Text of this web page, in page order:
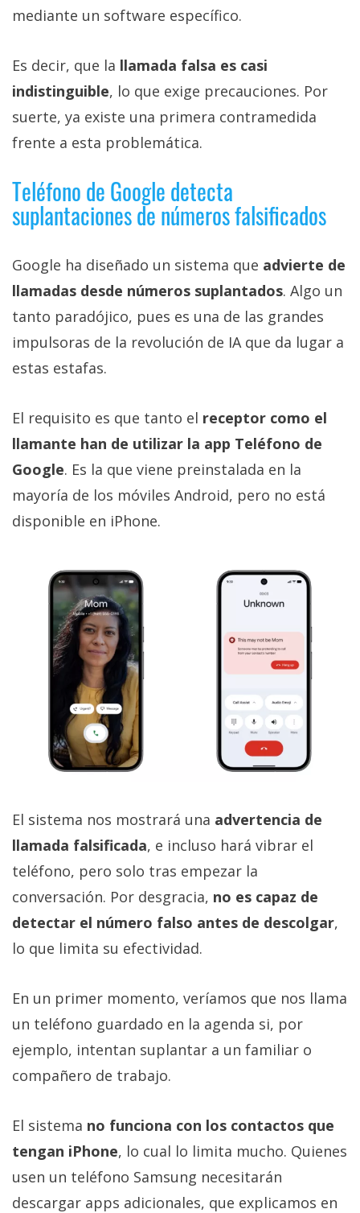
mediante un software específico.
Es decir, que la llamada falsa es casi
indistinguible, lo que exige precauciones. Por
suerte, ya existe una primera contramedida
frente a esta problemática.
Teléfono de Google detecta
suplantaciones de números falsificados
Google ha diseñado un sistema que advierte de
llamadas desde números suplantados. Algo un
tanto paradójico, pues es una de las grandes
impulsoras de la revolución de IA que da lugar a
estas estafas.
El requisito es que tanto el receptor como el
llamante han de utilizar la app Teléfono de
Google. Es la que viene preinstalada en la
mayoría de los móviles Android, pero no está
disponible en iPhone.
El sistema nos mostrará una advertencia de
llamada falsificada, e incluso hará vibrar el
teléfono, pero solo tras empezar la
conversación. Por desgracia, no es capaz de
detectar el número falso antes de descolgar,
lo que limita su efectividad.
En un primer momento, veríamos que nos llama
un teléfono guardado en la agenda si, por
ejemplo, intentan suplantar a un familiar o
compañero de trabajo.
El sistema no funciona con los contactos que
tengan iPhone, lo cual lo limita mucho. Quienes
usen un teléfono Samsung necesitarán
descargar apps adicionales, que explicamos en